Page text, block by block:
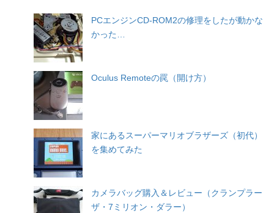
PCエンジンCD-ROM2の修理をしたが動かな
かった…
Oculus Remoteの罠（開け方）
家にあるスーパーマリオブラザーズ（初代）
を集めてみた
カメラバッグ購入＆レビュー（クランプラー
ザ・7ミリオン・ダラー）